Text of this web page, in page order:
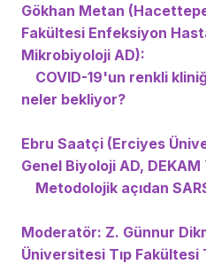
Gökhan Metan
Fakültesi Enfeksiyon
Mikrobiyoloji AD):
COVID-19'un renkli
neler bekliyor?
Ebru Saatçi (Erciyes
Genel Biyoloji AD,
Metodolojik açıdan
Moderatör: Z. Günnur
Üniversitesi Tıp Fakültesi